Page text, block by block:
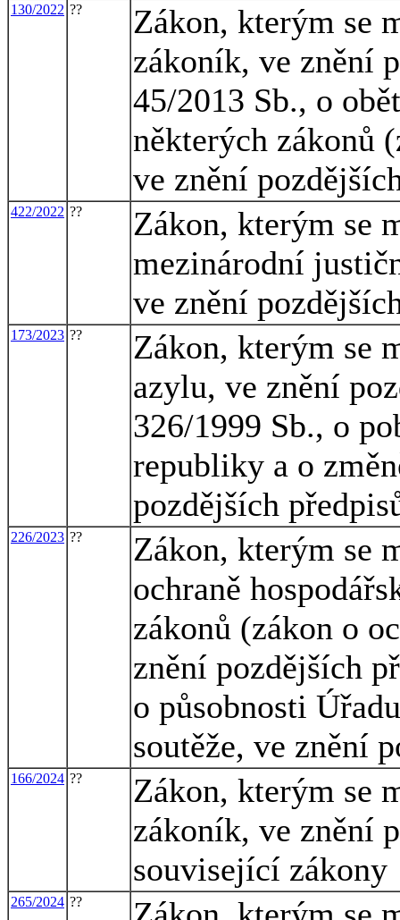
130/2022 ??
Zákon, kterým se
zákoník, ve znění
45/2013 Sb., o
některých zákonů
ve znění
422/2022 ??
Zákon, kterým se
mezinárodní
ve znění
173/2023 ??
Zákon, kterým se
azylu, ve znění
326/1999 Sb., o
republiky a o
pozdějších
226/2023 ??
Zákon, kterým se
ochraně
zákonů (zákon o
znění pozdějších
o působnosti
soutěže, ve znění
166/2024 ??
Zákon, kterým se
zákoník, ve znění
související zákony
265/2024 ??